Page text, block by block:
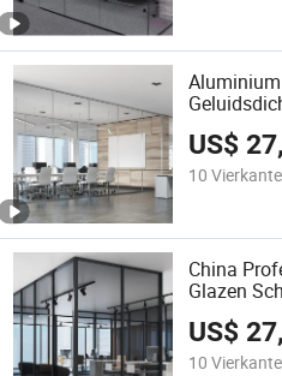
voor
US$
10
China
Glazen
US$
10